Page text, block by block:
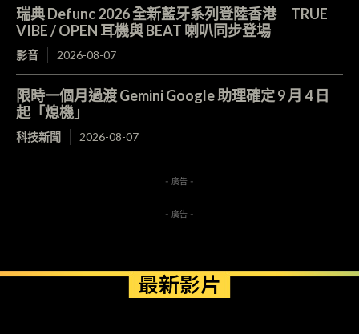
瑞典 Defunc 2026 全新藍牙系列登陸香港 TRUE
VIBE / OPEN 耳機與 BEAT 喇叭同步登場
影音 2026-08-07
限時一個月過渡 Gemini Google 助理確定 9 月 4 日
起「熄機」
科技新聞 2026-08-07
- 廣告 -
- 廣告 -
最新影片